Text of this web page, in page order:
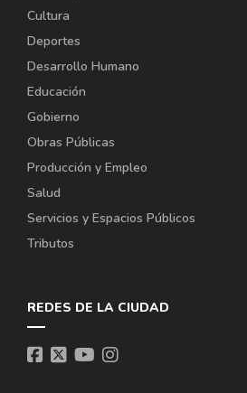
Cultura
Deportes
Desarrollo Humano
Educación
Gobierno
Obras Públicas
Producción y Empleo
Salud
Servicios y Espacios Públicos
Tributos
REDES DE LA CIUDAD